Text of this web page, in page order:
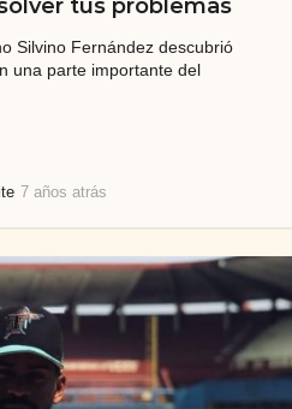
tus problemas
Silvino Fernández descubrió
una parte importante del
7 años atrás
o
s
a
á
s